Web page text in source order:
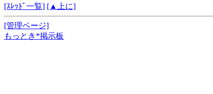
[ｽﾚｯﾄﾞ一覧] [▲上に]
[管理ページ]
もっとき*掲示板